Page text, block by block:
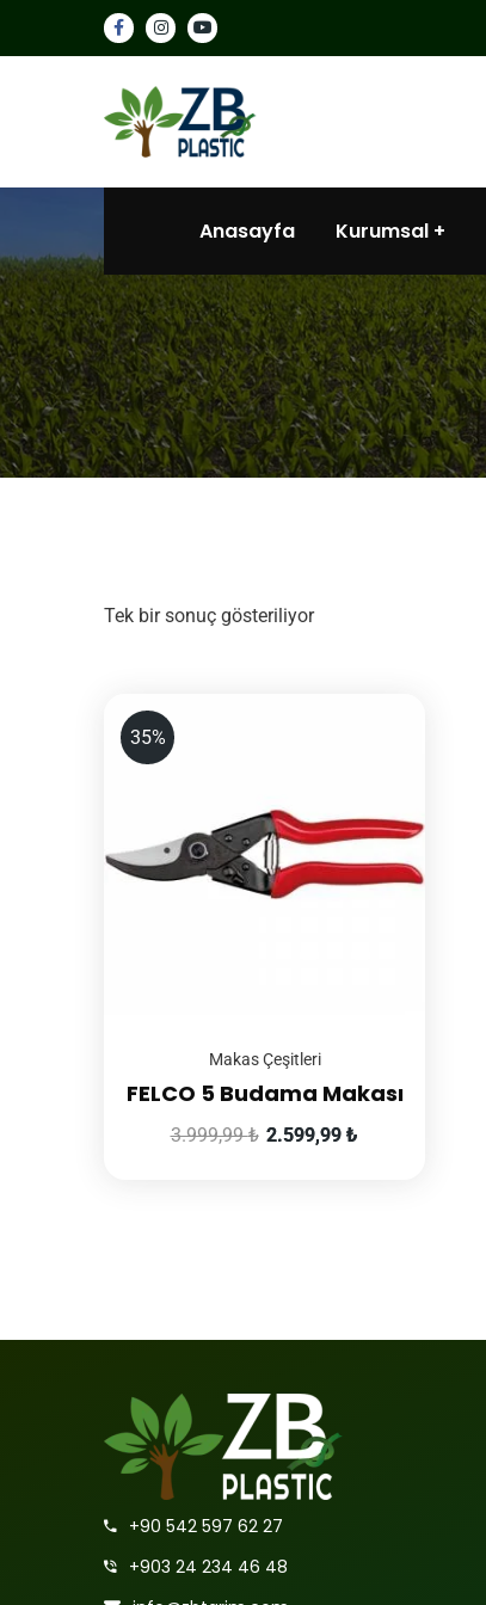
Anasayfa Kurumsal
Tek bir sonuç gösteriliyor
35%
Makas Çeşitleri
FELCO 5 Budama Makası
3.999,99₺ 2.599,99 ₺
+90 542 597 62 27
+903 24 234 46 48